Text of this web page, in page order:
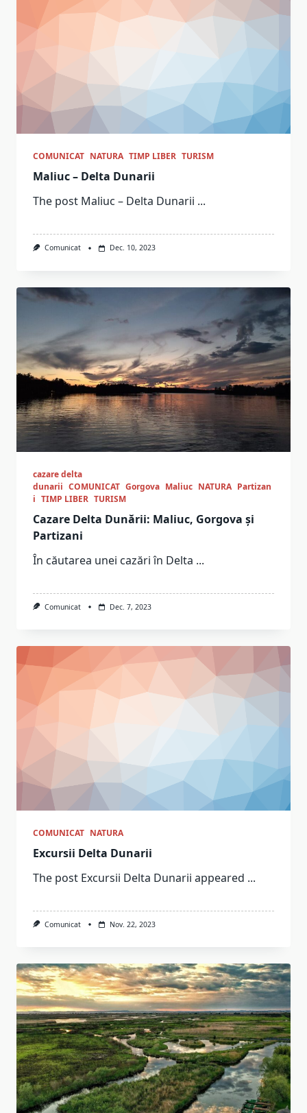
COMUNICAT NATURA TIMP LIBER TURISM
Maliuc – Delta Dunarii
The post Maliuc – Delta Dunarii ...
Comunicat Dec. 10, 2023
cazare delta
dunarii COMUNICAT Gorgova Maliuc NATURA Partizan
i TIMP LIBER TURISM
Cazare Delta Dunării: Maliuc, Gorgova și
Partizani
În căutarea unei cazări în Delta ...
Comunicat Dec. 7, 2023
COMUNICAT NATURA
Excursii Delta Dunarii
The post Excursii Delta Dunarii appeared ...
Comunicat Nov. 22, 2023